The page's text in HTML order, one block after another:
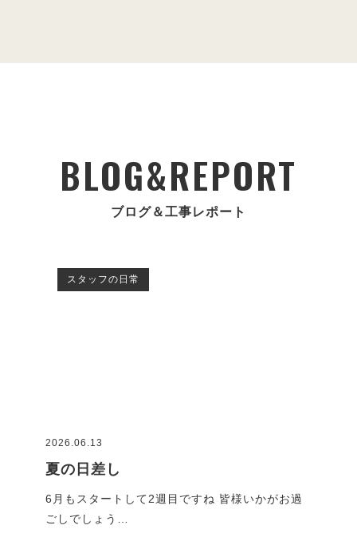
BLOG&REPORT
ブログ＆工事レポート
スタッフの日常
2026.06.13
夏の日差し
6月もスタートして2週目ですね 皆様いかがお過
ごしでしょう…